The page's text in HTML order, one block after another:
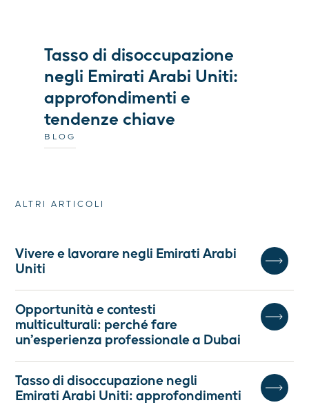
Tasso di disoccupazione
negli Emirati Arabi Uniti:
approfondimenti e
tendenze chiave
BLOG
ALTRI ARTICOLI
Vivere e lavorare negli Emirati Arabi
Uniti
Opportunità e contesti
multiculturali: perché fare
un’esperienza professionale a Dubai
Tasso di disoccupazione negli
Emirati Arabi Uniti: approfondimenti